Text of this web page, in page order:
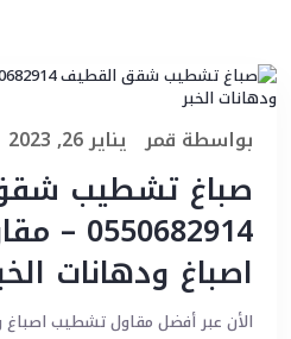
بواسطة قمر يناير 26, 2023
صباغ تشطيب
اصباغ ودهانات
الأن عبر أفضل مقاول تشطيب اصباغ